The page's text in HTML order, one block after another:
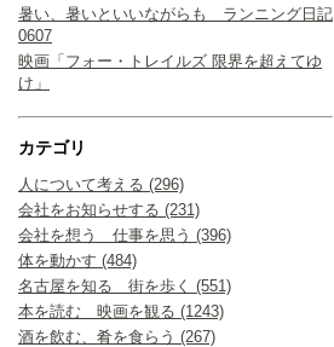
暑い、暑いといいながらも ランニング日記
0607
映画「フォー・トレイルズ 限界を超えてゆ
け」
カテゴリ
人について考える (296)
会社をお知らせする (231)
会社を想う 仕事を思う (396)
体を動かす (484)
名古屋を知る 街を歩く (551)
本を読む 映画を観る (1243)
酒を飲む、肴を食らう (267)